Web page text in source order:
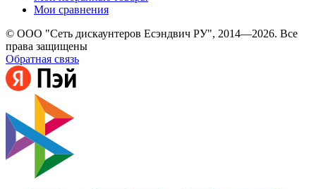
Мои сравнения
© ООО "Сеть дискаунтеров Есэндвич РУ", 2014—2026. Все
права защищены
Обратная связь